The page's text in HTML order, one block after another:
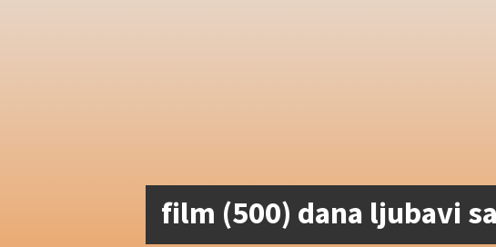
film (500) dana ljubavi